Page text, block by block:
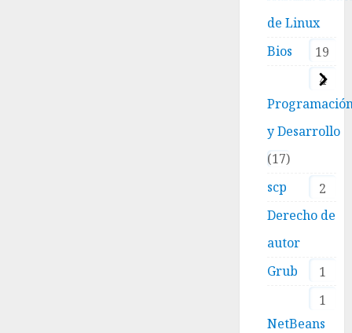
de Linux
19
Bios
4
y Desarrollo
17
scp
2
Derecho de
autor
1
Grub
1
NetBeans